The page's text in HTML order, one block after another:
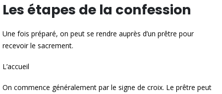
Les étapes de la confession
Une fois préparé, on peut se rendre auprès d’un prêtre pour
recevoir le sacrement.
L’accueil
On commence généralement par le signe de croix. Le prêtre peut